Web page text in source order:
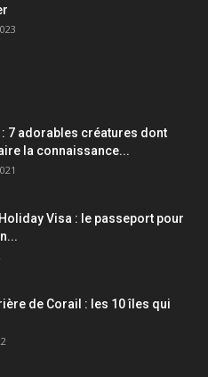
: 7 adorables créatures dont
la connaissance...
Visa : le passeport pour
de Corail : les 10 îles qui